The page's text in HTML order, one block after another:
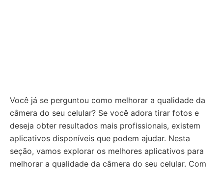
Você já se perguntou como melhorar a qualidade da
câmera do seu celular? Se você adora tirar fotos e
deseja obter resultados mais profissionais, existem
aplicativos disponíveis que podem ajudar. Nesta
seção, vamos explorar os melhores aplicativos para
melhorar a qualidade da câmera do seu celular. Com